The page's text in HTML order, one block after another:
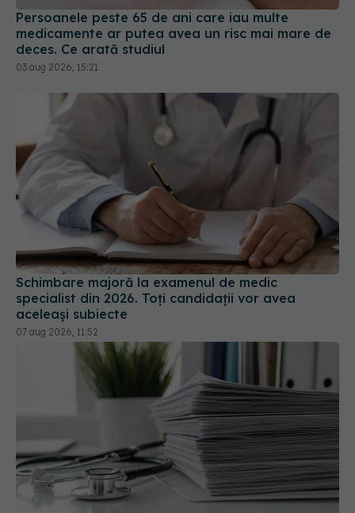
03 aug 2026, 15:21
Schimbare majoră la examenul de medic
specialist din 2026. Toți candidații vor avea
aceleași subiecte
07 aug 2026, 11:52
Mii de angajați din Sănătate ar putea primi salarii
mai mari. Sindicatele cer schimbarea legii
06 aug 2026, 19:26